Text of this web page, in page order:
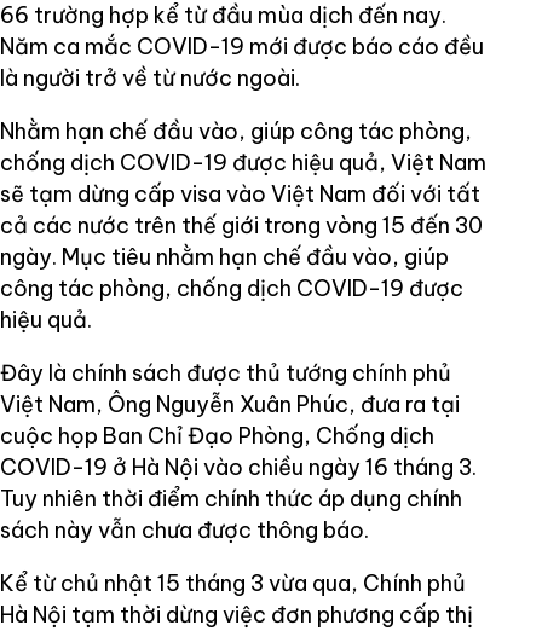
66 trường hợp kể từ đầu mùa dịch đến nay.
Năm ca mắc COVID-19 mới được báo cáo đều
là người trở về từ nước ngoài.
Nhằm hạn chế đầu vào, giúp công tác phòng,
chống dịch COVID-19 được hiệu quả, Việt Nam
sẽ tạm dừng cấp visa vào Việt Nam đối với tất
cả các nước trên thế giới trong vòng 15 đến 30
ngày. Mục tiêu nhằm hạn chế đầu vào, giúp
công tác phòng, chống dịch COVID-19 được
hiệu quả.
Đây là chính sách được thủ tướng chính phủ
Việt Nam, Ông Nguyễn Xuân Phúc, đưa ra tại
cuộc họp Ban Chỉ Đạo Phòng, Chống dịch
COVID-19 ở Hà Nội vào chiều ngày 16 tháng 3.
Tuy nhiên thời điểm chính thức áp dụng chính
sách này vẫn chưa được thông báo.
Kể từ chủ nhật 15 tháng 3 vừa qua, Chính phủ
Hà Nội tạm thời dừng việc đơn phương cấp thị